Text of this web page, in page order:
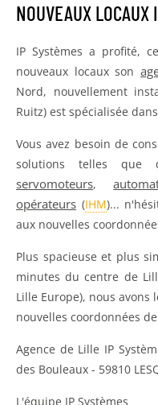
NOUVEAUX LOCAUX
IP Systèmes a profité,
nouveaux locaux son
Nord, nouvellement
Ruitz) est spécialisée
Vous avez besoin de
solutions telles que
servomoteurs,
opérateurs (IHM)...
aux nouvelles
Plus spacieuse et plus
minutes du centre de
Lille Europe), nous
nouvelles coordonnées
Agence de Lille IP
des Bouleaux - 59810
L'équipe IP Systèmes